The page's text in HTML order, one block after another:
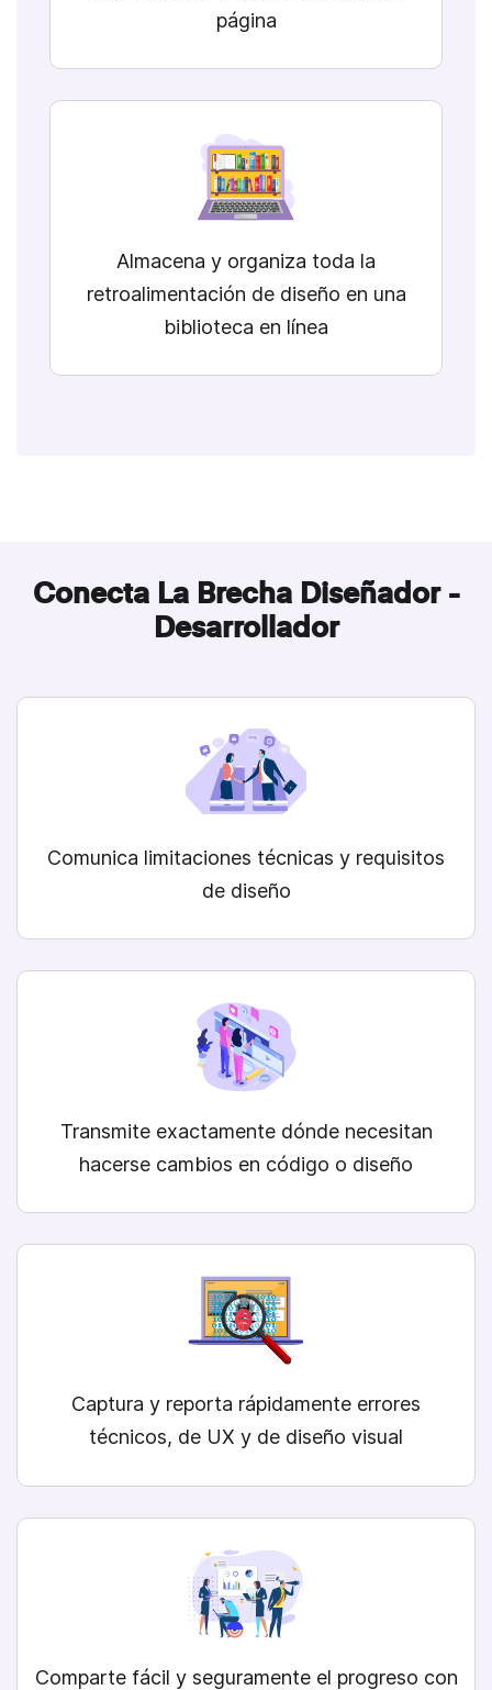
página
Almacena y organiza toda la
retroalimentación de diseño en una
biblioteca en línea
Conecta La Brecha Diseñador -
Desarrollador
Comunica limitaciones técnicas y requisitos
de diseño
Transmite exactamente dónde necesitan
hacerse cambios en código o diseño
Captura y reporta rápidamente errores
técnicos, de UX y de diseño visual
Comparte fácil y seguramente el progreso con